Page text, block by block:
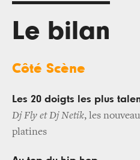
Le bilan
Côté Scène
Les 20 doigts les plus
Dj Fly et Dj Netik, les
platines